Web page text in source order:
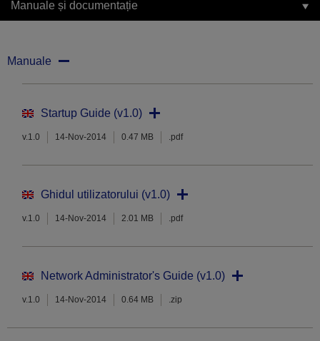
Manuale și documentație
Manuale
Startup Guide (v1.0)
v.1.0 14-Nov-2014 0.47 MB .pdf
Ghidul utilizatorului (v1.0)
v.1.0 14-Nov-2014 2.01 MB .pdf
Network Administrator's Guide (v1.0)
v.1.0 14-Nov-2014 0.64 MB .zip